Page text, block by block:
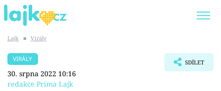
SHOPAHOLICADEL
Lajk ■ Virály
VIRÁLY
30. srpna 2022 10:16
redakce Prima Lajk
SDÍLET